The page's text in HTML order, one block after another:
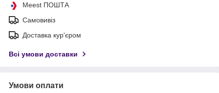
Meest ПОШТА
Самовивіз
Доставка кур'єром
Всі умови доставки
Умови оплати